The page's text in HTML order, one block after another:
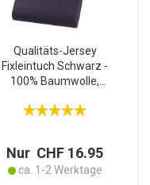
Qualitäts-Jersey
Fixleintuch Schwarz -
100% Baumwolle,
Standard 100, bügelfrei,
Nur CHF 16.95
ca. 1-2 Werktage